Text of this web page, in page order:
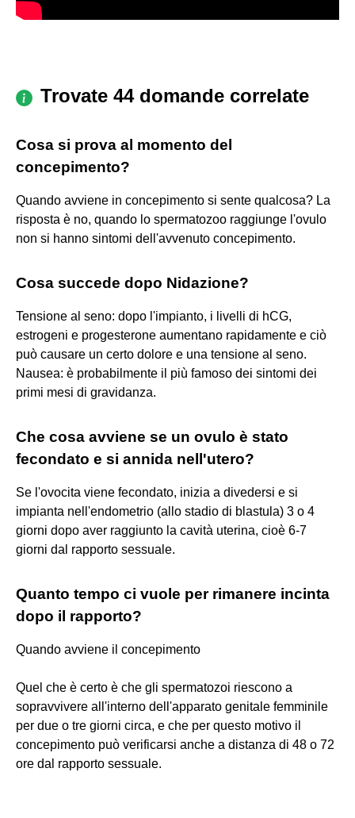
Trovate 44 domande correlate
Cosa si prova al momento del
concepimento?
Quando avviene in concepimento si sente qualcosa? La
risposta è no, quando lo spermatozoo raggiunge l'ovulo
non si hanno sintomi dell'avvenuto concepimento.
Cosa succede dopo Nidazione?
Tensione al seno: dopo l'impianto, i livelli di hCG,
estrogeni e progesterone aumentano rapidamente e ciò
può causare un certo dolore e una tensione al seno.
Nausea: è probabilmente il più famoso dei sintomi dei
primi mesi di gravidanza.
Che cosa avviene se un ovulo è stato
fecondato e si annida nell'utero?
Se l'ovocita viene fecondato, inizia a divedersi e si
impianta nell'endometrio (allo stadio di blastula) 3 o 4
giorni dopo aver raggiunto la cavità uterina, cioè 6-7
giorni dal rapporto sessuale.
Quanto tempo ci vuole per rimanere incinta
dopo il rapporto?
Quando avviene il concepimento
Quel che è certo è che gli spermatozoi riescono a
sopravvivere all'interno dell'apparato genitale femminile
per due o tre giorni circa, e che per questo motivo il
concepimento può verificarsi anche a distanza di 48 o 72
ore dal rapporto sessuale.